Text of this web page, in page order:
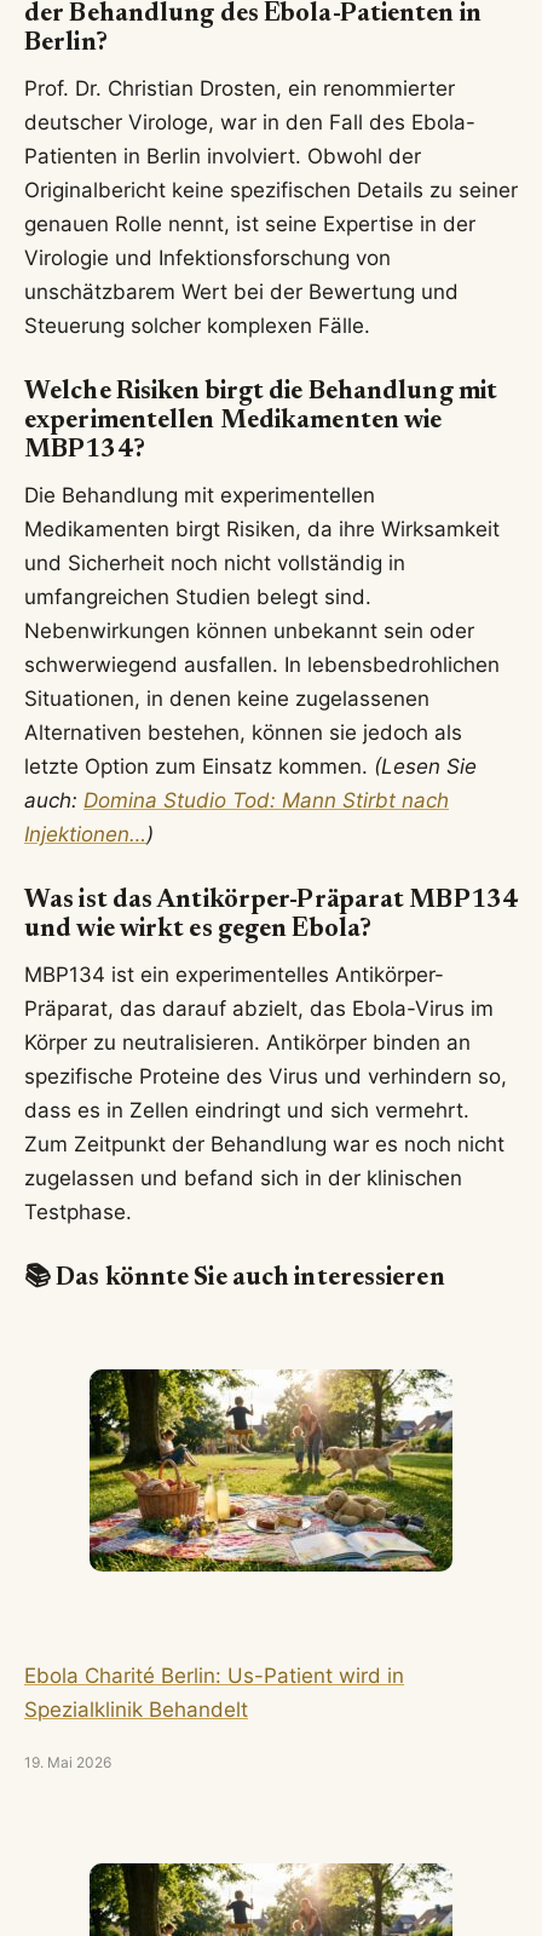
der Behandlung des Ebola-Patienten in
Berlin?
Prof. Dr. Christian Drosten, ein renommierter
deutscher Virologe, war in den Fall des Ebola-
Patienten in Berlin involviert. Obwohl der
Originalbericht keine spezifischen Details zu seiner
genauen Rolle nennt, ist seine Expertise in der
Virologie und Infektionsforschung von
unschätzbarem Wert bei der Bewertung und
Steuerung solcher komplexen Fälle.
Welche Risiken birgt die Behandlung mit
experimentellen Medikamenten wie
MBP134?
Die Behandlung mit experimentellen
Medikamenten birgt Risiken, da ihre Wirksamkeit
und Sicherheit noch nicht vollständig in
umfangreichen Studien belegt sind.
Nebenwirkungen können unbekannt sein oder
schwerwiegend ausfallen. In lebensbedrohlichen
Situationen, in denen keine zugelassenen
Alternativen bestehen, können sie jedoch als
letzte Option zum Einsatz kommen. (Lesen Sie
auch: Domina Studio Tod: Mann Stirbt nach
Injektionen…)
Was ist das Antikörper-Präparat MBP134
und wie wirkt es gegen Ebola?
MBP134 ist ein experimentelles Antikörper-
Präparat, das darauf abzielt, das Ebola-Virus im
Körper zu neutralisieren. Antikörper binden an
spezifische Proteine des Virus und verhindern so,
dass es in Zellen eindringt und sich vermehrt.
Zum Zeitpunkt der Behandlung war es noch nicht
zugelassen und befand sich in der klinischen
Testphase.
📚 Das könnte Sie auch interessieren
Ebola Charité Berlin: Us-Patient wird in
Spezialklinik Behandelt
19. Mai 2026